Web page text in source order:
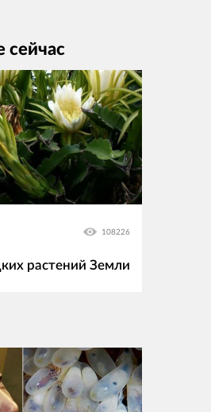
сейчас
108226
растений Земли